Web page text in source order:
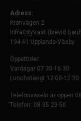
Adress:
Kranvägen 2
InfraCityVäst (brevid
194 61 Upplands-Väsby
Öppettider:
Vardagar 07:30-16:30
Lunchstängt 12:00-12:30
Telefonväxeln är öppen
Telefon: 08-35 29 50